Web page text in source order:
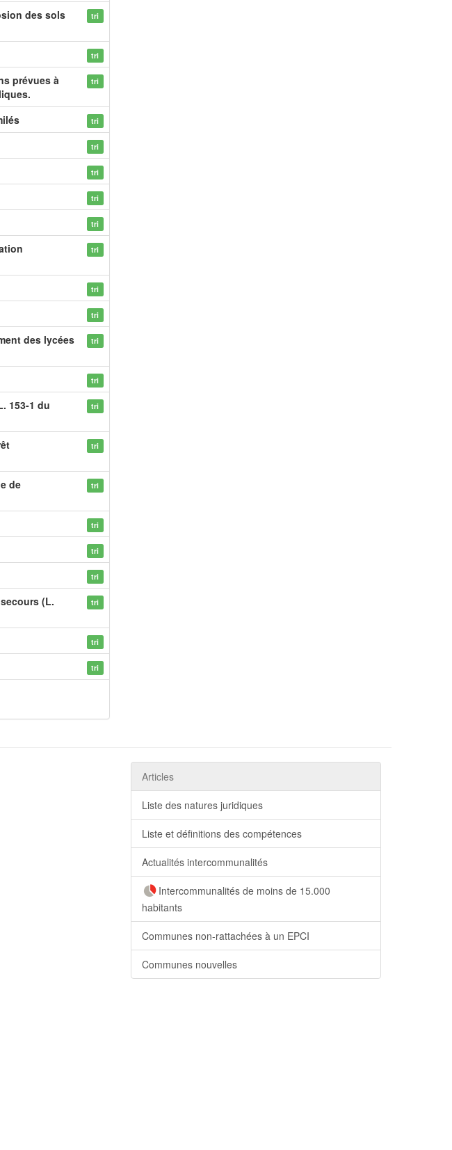
des sols
tri
tri
prévues à
tri
tri
tri
tri
tri
tri
tri
tri
tri
des lycées
tri
tri
153-1 du
tri
tri
de
tri
tri
tri
tri
(L.
tri
tri
tri
Articles
Liste des natures juridiques
Liste et définitions des compétences
Actualités intercommunalités
Intercommunalités de moins de 15.000
habitants
Communes non-rattachées à un EPCI
Communes nouvelles